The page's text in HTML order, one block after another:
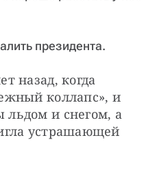
президента.
назад, когда
коллапс», и
и снегом, а
устрашающей